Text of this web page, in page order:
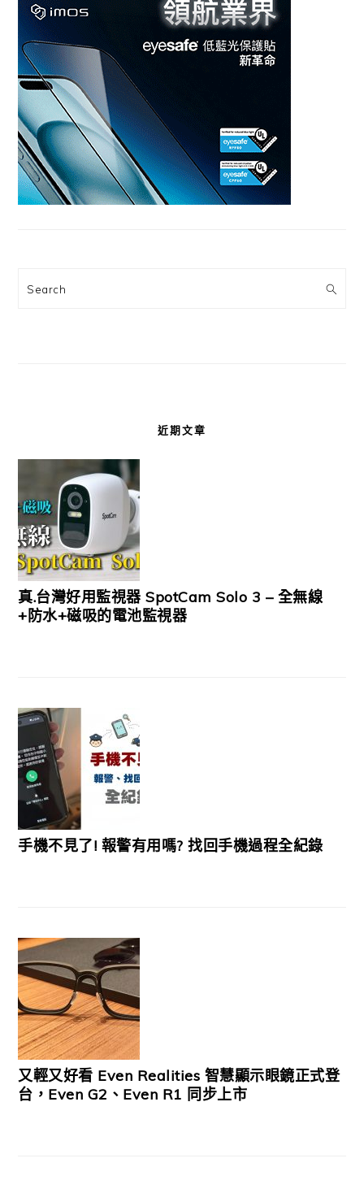
Search
近期文章
真.台灣好用監視器 SpotCam Solo 3 – 全無線
+防水+磁吸的電池監視器
手機不見了! 報警有用嗎? 找回手機過程全紀錄
又輕又好看 Even Realities 智慧顯示眼鏡正式登
台，Even G2、Even R1 同步上市